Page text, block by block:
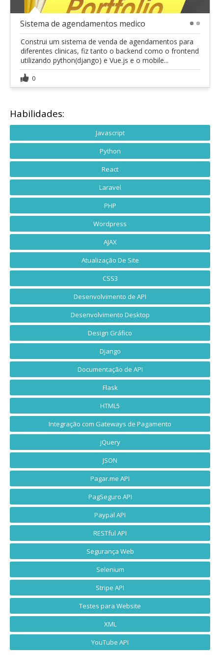
Sistema de agendamentos medico
Construi um sistema de venda de agendamentos para
diferentes clinicas, fiz tanto o backend como o frontend
utilizando python(django) e Vue.js e o mobile...
0
Habilidades:
Javascript
Python
React
Laravel
PHP
Wordpress
AJAX
Atualização De Site
CSS3
Desenvolvimento de API
Desenvolvimento Desktop
Design Gráfico
Django
Documentação de API
Flask
HTML5
Integração com Gateways de Pagamento
jQuery
JSON
Pagar.me API
PagSeguro API
Paypal API
RESTful API
Segurança Web
Selenium
Stripe API
Testes para Website
XML
YouTube API